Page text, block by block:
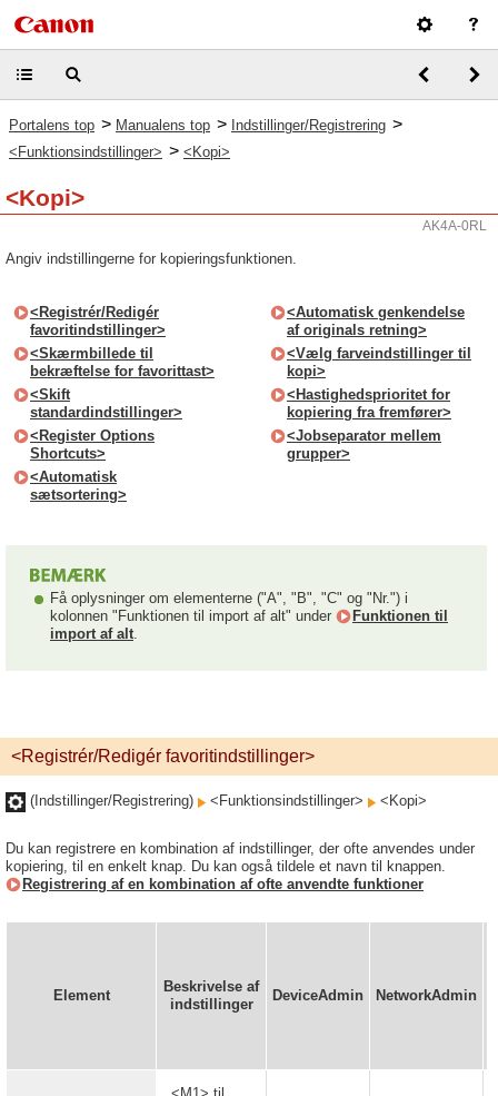
Portalens top > Manualens top > Indstillinger/Registrering >
<Funktionsindstillinger> > <Kopi>
<Kopi>
AK4A-0RL
Angiv indstillingerne for kopieringsfunktionen.
<Registrér/Redigér
favoritindstillinger>
<Skærmbillede til
bekræftelse for favorittast>
<Skift
standardindstillinger>
<Register Options
Shortcuts>
<Automatisk
sætsortering>
<Automatisk genkendelse
af originals retning>
<Vælg farveindstillinger til
kopi>
<Hastighedsprioritet for
kopiering fra fremfører>
<Jobseparator mellem
grupper>
Få oplysninger om elementerne ("A", "B", "C" og "Nr.") i
kolonnen "Funktionen til import af alt" under
Funktionen til
import af alt.
<Registrér/Redigér favoritindstillinger>
(Indstillinger/Registrering) <Funktionsindstillinger> <Kopi>
Du kan registrere en kombination af indstillinger, der ofte anvendes under
kopiering, til en enkelt knap. Du kan også tildele et navn til knappen.
Registrering af en kombination af ofte anvendte funktioner
Element
Beskrivelse af
indstillinger
DeviceAdmin NetworkAdmin